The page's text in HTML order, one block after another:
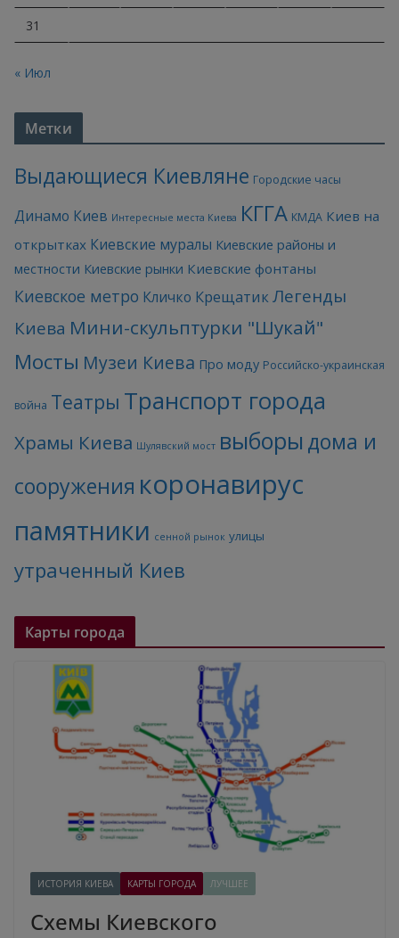
31
« Июл
Метки
Выдающиеся Киевляне Городские часы
Динамо Киев Интересные места Киева КГГА КМДА Киев на
открытках Киевские муралы Киевские районы и
местности Киевские рынки Киевские фонтаны
Киевское метро Кличко КрещатикЛегенды
Киева Мини-скульптурки "Шукай"
Мосты Музеи Киева Про моду Российско-украинская
война Театры Транспорт города
Храмы Киева Шулявский мост выборы дома и
сооружения коронавирус
памятники сенной рынок улицы
утраченный Киев
Карты города
ИСТОРИЯ КИЕВА КАРТЫ ГОРОДА ЛУЧШЕЕ
Схемы Киевского